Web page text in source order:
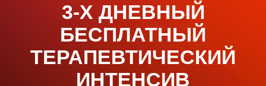
3-Х ДНЕВНЫЙ
БЕСПЛАТНЫЙ
ТЕРАПЕВТИЧЕСКИЙ
ИНТЕНСИВ